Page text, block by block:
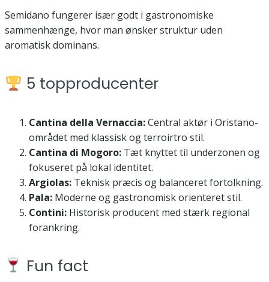
Semidano fungerer især godt i gastronomiske
sammenhænge, hvor man ønsker struktur uden
aromatisk dominans.
5 topproducenter
Cantina della Vernaccia:Central aktør i Oristano-
området med klassisk og terroirtro stil.
Cantina di Mogoro: Tæt knyttet til underzonen og
fokuseret på lokal identitet.
Argiolas: Teknisk præcis og balanceret fortolkning.
Pala: Moderne og gastronomisk orienteret stil.
Contini: Historisk producent med stærk regional
forankring.
Fun fact